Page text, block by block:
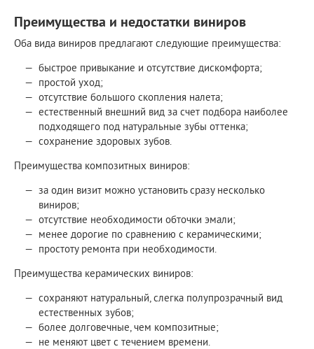
Преимущества и недостатки виниров
Оба вида виниров предлагают следующие преимущества:
быстрое привыкание и отсутствие дискомфорта;
простой уход;
отсутствие большого скопления налета;
естественный внешний вид за счет подбора наиболее
подходящего под натуральные зубы оттенка;
сохранение здоровых зубов.
Преимущества композитных виниров:
за один визит можно установить сразу несколько
виниров;
отсутствие необходимости обточки эмали;
менее дорогие по сравнению с керамическими;
простоту ремонта при необходимости.
Преимущества керамических виниров:
сохраняют натуральный, слегка полупрозрачный вид
естественных зубов;
более долговечные, чем композитные;
не меняют цвет с течением времени.